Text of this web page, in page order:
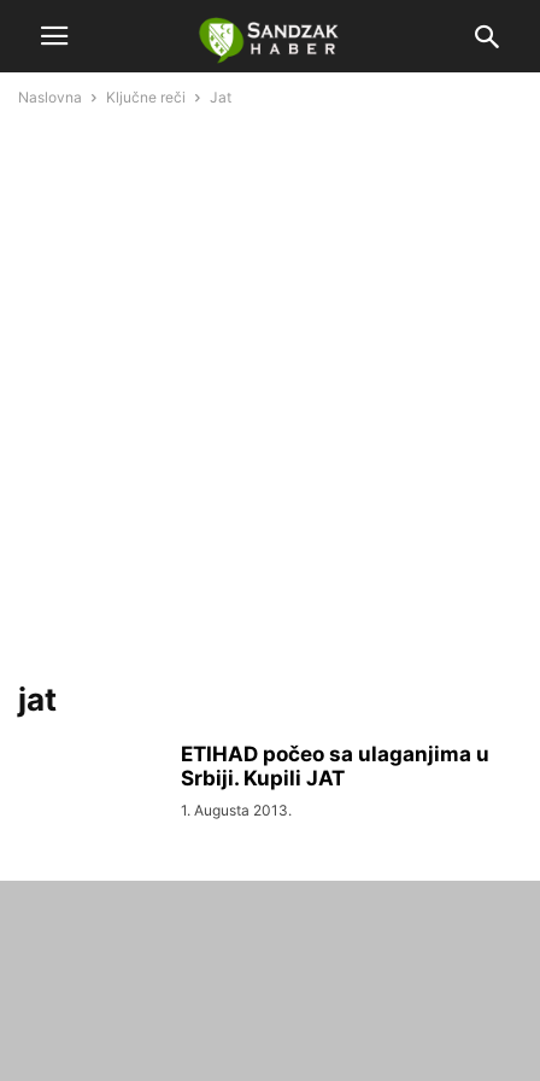
Naslovna Ključne reči Jat
jat
ETIHAD počeo sa ulaganjima u
Srbiji. Kupili JAT
1. Augusta 2013.